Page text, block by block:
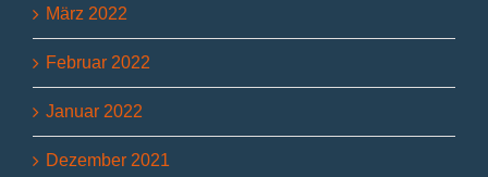
März 2022
Februar 2022
Januar 2022
Dezember 2021